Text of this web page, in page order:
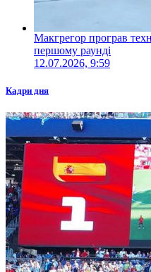
Макгрегор програв
першому раунді
12.07.2026, 9:59
Кадри дня